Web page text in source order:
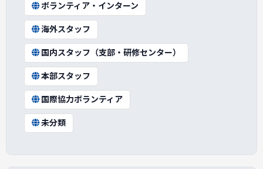
ボランティア・インターン
海外スタッフ
国内スタッフ（支部・研修センター）
本部スタッフ
国際協力ボランティア
未分類